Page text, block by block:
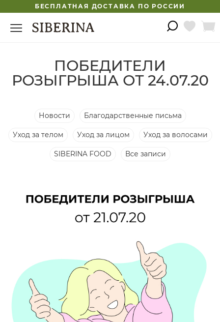
БЕСПЛАТНАЯ ДОСТАВКА ПО РОССИИ
ПОБЕДИТЕЛИ
РОЗЫГРЫША ОТ 24.07.20
Новости Благодарственные письма
Уход за телом Уход за лицом Уход за волосами
SIBERINA FOOD Все записи